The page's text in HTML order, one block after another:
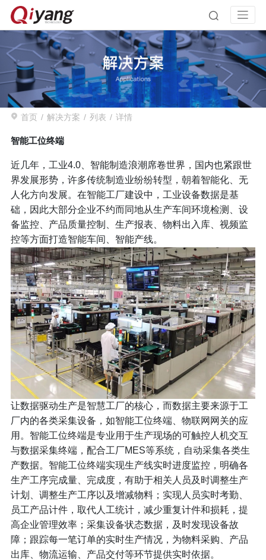
首页 解决方案 列表 详情
智能工位终端
近几年，工业4.0、智能制造浪潮席卷世界，国内也紧跟世
界发展形势，许多传统制造业纷纷转型，朝着智能化、无
人化方向发展。在智能工厂建设中，工业设备数据是基
础，因此大部分企业不约而同地从生产车间环境检测、设
备监控、产品质量控制、生产报表、物料出入库、视频监
控等方面打造智能车间、智能产线。
让数据驱动生产是智慧工厂的核心，而数据主要来源于工
厂内的各类采集设备，如智能工位终端、物联网网关的应
用。智能工位终端是专业用于生产现场的可触控人机交互
与数据采集终端，配合工厂MES等系统，自动采集各类生
产数据。智能工位终端实现生产线实时进度监控，明确各
生产工序完成量、完成度，有助于相关人员及时调整生产
计划、调整生产工序以及增减物料；实现人员实时考勤、
员工产品计件，取代人工统计，减少重复计件和损耗，提
高企业管理效率；采集设备状态数据，及时发现设备故
障；跟踪每一笔订单的实时生产情况，为物料采购、产品
出库、物流运输、产品交付等环节提供实时依据。